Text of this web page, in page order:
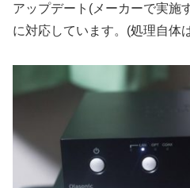
アップデート(メーカーで実施
に対応しています。(処理自体